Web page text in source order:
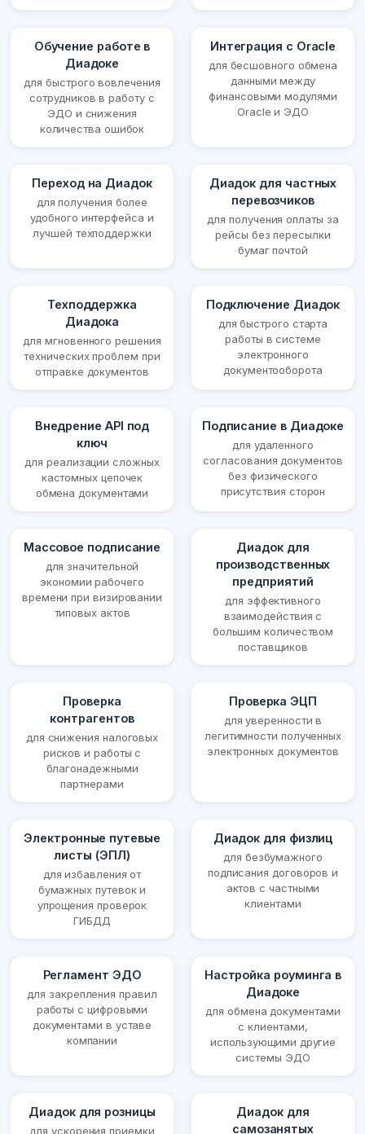
Обучение работе в
Диадоке
для быстрого вовлечения
сотрудников в работу с
ЭДО и снижения
количества ошибок
Интеграция с Oracle
для бесшовного обмена
данными между
финансовыми модулями
Oracle и ЭДО
Переход на Диадок
для получения более
удобного интерфейса и
лучшей техподдержки
Диадок для частных
перевозчиков
для получения оплаты за
рейсы без пересылки
бумаг почтой
Техподдержка
Диадока
для мгновенного решения
технических проблем при
отправке документов
Подключение Диадок
для быстрого старта
работы в системе
электронного
документооборота
Внедрение API под
ключ
для реализации сложных
кастомных цепочек
обмена документами
Подписание в Диадоке
для удаленного
согласования документов
без физического
присутствия сторон
Массовое подписание
для значительной
экономии рабочего
времени при визировании
типовых актов
Диадок для
производственных
предприятий
для эффективного
взаимодействия с
большим количеством
поставщиков
Проверка
контрагентов
для снижения налоговых
рисков и работы с
благонадежными
партнерами
Проверка ЭЦП
для уверенности в
легитимности полученных
электронных документов
Электронные путевые
листы (ЭПЛ)
для избавления от
бумажных путевок и
упрощения проверок
ГИБДД
Диадок для физлиц
для безбумажного
подписания договоров и
актов с частными
клиентами
Регламент ЭДО
для закрепления правил
работы с цифровыми
документами в уставе
компании
Настройка роуминга в
Диадоке
для обмена документами
с клиентами,
использующими другие
системы ЭДО
Диадок для розницы
для ускорения приемки
Диадок для
самозанятых